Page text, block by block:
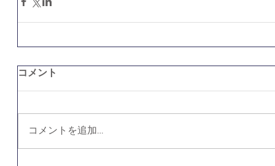
コメント
コメントを追加…